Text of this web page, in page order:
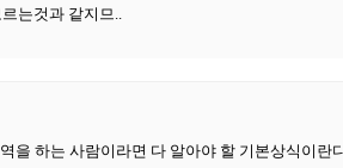
는것과 같지므..
을 하는 사람이라면 다 알아야 할 기본상식이란